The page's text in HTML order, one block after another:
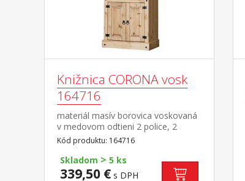
Knižnica CORONA vosk
164716
materiál masív borovica voskovaná
v medovom odtieni 2 police, 2
dvierka, kovové ozdobné úchytky
súčasť zostavy Corona
Kód produktu: 164716
Skladom > 5 ks
339,50 € s DPH